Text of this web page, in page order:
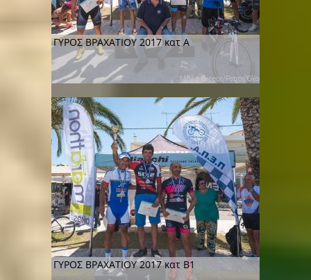
ΓΥΡΟΣ ΒΡΑΧΑΤΙΟΥ 2017 κατ Α
ΓΥΡΟΣ ΒΡΑΧΑΤΙΟΥ 2017 κατ Β1